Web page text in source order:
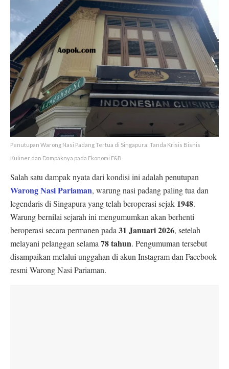
Penutupan Warong Nasi Padang Tertua di Singapura: Tanda Krisis Bisnis
Kuliner dan Dampaknya pada Ekonomi F&B
Salah satu dampak nyata dari kondisi ini adalah penutupan
Warong Nasi Pariaman, warung nasi padang paling tua dan
legendaris di Singapura yang telah beroperasi sejak 1948.
Warung bernilai sejarah ini mengumumkan akan berhenti
beroperasi secara permanen pada 31 Januari 2026, setelah
melayani pelanggan selama 78 tahun. Pengumuman tersebut
disampaikan melalui unggahan di akun Instagram dan Facebook
resmi Warong Nasi Pariaman.